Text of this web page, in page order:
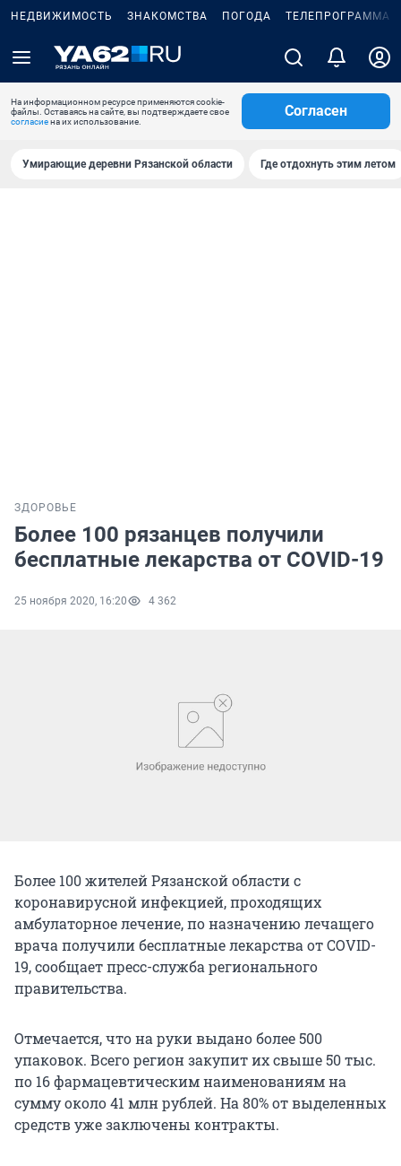
НЕДВИЖИМОСТЬ ЗНАКОМСТВА ПОГОДА ТЕЛЕПРОГРАММА
На информационном ресурсе применяются cookie-
файлы. Оставаясь на сайте, вы подтверждаете свое
согласиена их использование.
Согласен
Умирающие деревни Рязанской области Где отдохнуть этим летом
ЗДОРОВЬЕ
Более 100 рязанцев получили
бесплатные лекарства от COVID-19
25 ноября 2020, 16:20 4 362
Более 100 жителей Рязанской области с
коронавирусной инфекцией, проходящих
амбулаторное лечение, по назначению лечащего
врача получили бесплатные лекарства от COVID-
19, сообщает пресс-служба регионального
правительства.
Отмечается, что на руки выдано более 500
упаковок. Всего регион закупит их свыше 50 тыс.
по 16 фармацевтическим наименованиям на
сумму около 41 млн рублей. На 80% от выделенных
средств уже заключены контракты.